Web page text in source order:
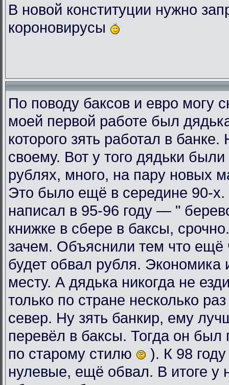
В новой конституции нужно
короновирусы
По поводу баксов и евро могу
моей первой работе был
которого зять работал в
своему. Вот у того дядьки
рублях, много, на пару новых
Это было ещё в середине 90-х.
написал в 95-96 году — "
книжке в сбере в баксы,
зачем. Объяснили тем что ещё
будет обвал рубля. Экономика
месту. А дядька никогда не
только по стране несколько
север. Ну зять банкир, ему
перевёл в баксы. Тогда он был
по старому стилю
). К 98
нулевые, ещё обвал. В итоге у